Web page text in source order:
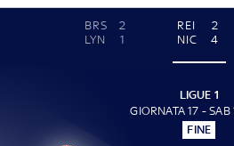
BRS
2
LYN
1
REI
2
NIC
4
LIGUE 1
GIORNATA 17 - SAB
FINE